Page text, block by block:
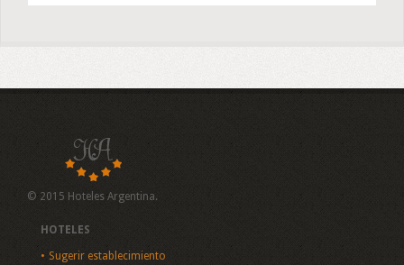
© 2015 Hoteles Argentina.
HOTELES
Sugerir establecimiento